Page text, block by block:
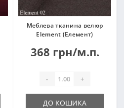
Меблева тканина велюр
Element (Елемент)
368 грн/м.п.
- +
ДО КОШИКА